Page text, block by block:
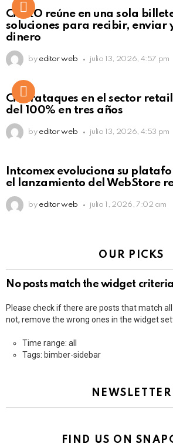
Not Safe For Work
Click to view this post
CiNKO reúne en una sola
soluciones para recibir, enviar
dinero
by editor web julio 13, 2026, 4:57 pm
Ciberataques en el sector
del 100% en tres años
by editor web julio 13, 2026, 4:53 pm
Intcomex evoluciona su
el lanzamiento del WebStore
by editor web julio 1, 2026, 7:02 am
OUR PICKS
No posts match the widget criteria
Please check if there are posts that match
not, remove the wrong ones in the widget
Time range: all
Tags: bimber-sidebar
NEWSLETTER
FIND US ON